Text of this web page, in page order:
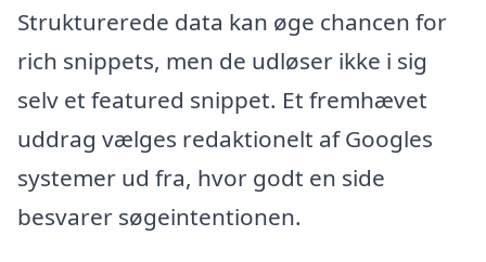
Strukturerede data kan øge chancen for
rich snippets, men de udløser ikke i sig
selv et featured snippet. Et fremhævet
uddrag vælges redaktionelt af Googles
systemer ud fra, hvor godt en side
besvarer søgeintentionen.